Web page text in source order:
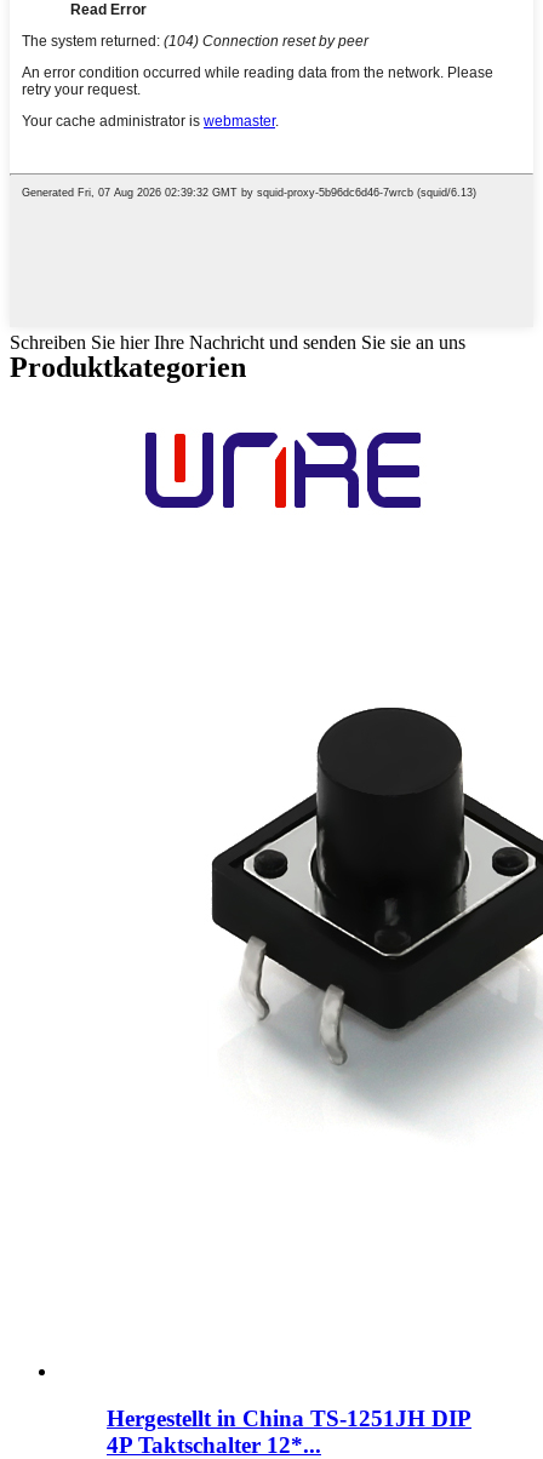
Schreiben Sie hier Ihre Nachricht und senden Sie sie an uns
Produktkategorien
Hergestellt in China TS-1251JH DIP
4P Taktschalter 12*...